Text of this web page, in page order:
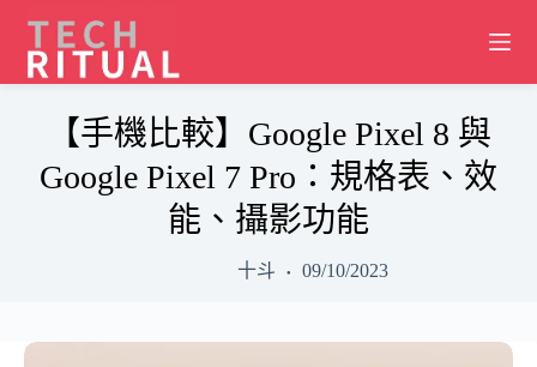
content
【手機比較】Google Pixel 8 與
Google Pixel 7 Pro：規格表、效
能、攝影功能
十斗 09/10/2023